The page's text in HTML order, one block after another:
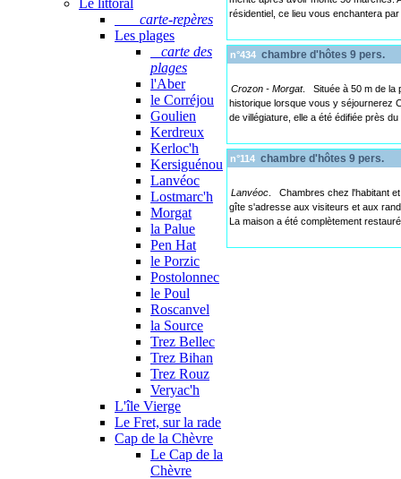
Le littoral
carte-repères
Les plages
carte des
plages
l'Aber
le Corréjou
Goulien
Kerdreux
Kerloc'h
Kersiguénou
Lanvéoc
Lostmarc'h
Morgat
la Palue
Pen Hat
le Porzic
Postolonnec
le Poul
Roscanvel
la Source
Trez Bellec
Trez Bihan
Trez Rouz
Veryac'h
L'île Vierge
Le Fret, sur la rade
Cap de la Chèvre
Le Cap de la
Chèvre
résidentiel, ce lieu vous enchantera
n°434 chambre d'hôtes 9 pers.
Crozon - Morgat. Située à 50 m de la
historique lorsque vous y séjournerez
de villégiature, elle a été édifiée près
n°114 chambre d'hôtes 9 pers.
Lanvéoc . Chambres chez l'habitant
gîte s'adresse aux visiteurs et aux
La maison a été complètement